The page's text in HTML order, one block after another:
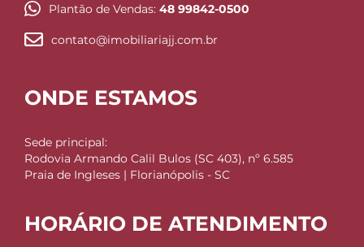
Plantão de Vendas: 48 99842-0500
contato@imobiliariajj.com.br
ONDE ESTAMOS
Sede principal:
Rodovia Armando Calil Bulos (SC 403), nº 6.585
Praia de Ingleses | Florianópolis - SC
HORÁRIO DE ATENDIMENTO